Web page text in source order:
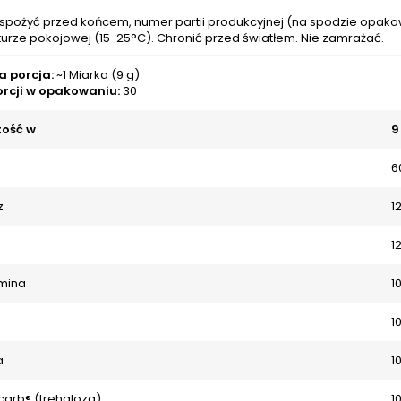
przed końcem, numer partii produkcyjnej (na spodzie
pokojowej (15-25°C). Chronić przed światłem. Nie zamrażać.
porcja:~1 Miarka (9 g)
w opakowaniu:30
w